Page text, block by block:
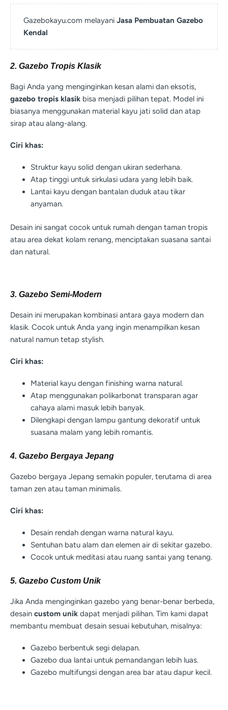
Gazebokayu.com melayani Jasa Pembuatan Gazebo
Kendal
2. Gazebo Tropis Klasik
Bagi Anda yang menginginkan kesan alami dan eksotis,
gazebo tropis klasik bisa menjadi pilihan tepat. Model ini
biasanya menggunakan material kayu jati solid dan atap
sirap atau alang-alang.
Ciri khas:
Struktur kayu solid dengan ukiran sederhana.
Atap tinggi untuk sirkulasi udara yang lebih baik.
Lantai kayu dengan bantalan duduk atau tikar
anyaman.
Desain ini sangat cocok untuk rumah dengan taman tropis
atau area dekat kolam renang, menciptakan suasana santai
dan natural.
3. Gazebo Semi-Modern
Desain ini merupakan kombinasi antara gaya modern dan
klasik. Cocok untuk Anda yang ingin menampilkan kesan
natural namun tetap stylish.
Ciri khas:
Material kayu dengan finishing warna natural.
Atap menggunakan polikarbonat transparan agar
cahaya alami masuk lebih banyak.
Dilengkapi dengan lampu gantung dekoratif untuk
suasana malam yang lebih romantis.
4. Gazebo Bergaya Jepang
Gazebo bergaya Jepang semakin populer, terutama di area
taman zen atau taman minimalis.
Ciri khas:
Desain rendah dengan warna natural kayu.
Sentuhan batu alam dan elemen air di sekitar gazebo.
Cocok untuk meditasi atau ruang santai yang tenang.
5. Gazebo Custom Unik
Jika Anda menginginkan gazebo yang benar-benar berbeda,
desain custom unik dapat menjadi pilihan. Tim kami dapat
membantu membuat desain sesuai kebutuhan, misalnya:
Gazebo berbentuk segi delapan.
Gazebo dua lantai untuk pemandangan lebih luas.
Gazebo multifungsi dengan area bar atau dapur kecil.